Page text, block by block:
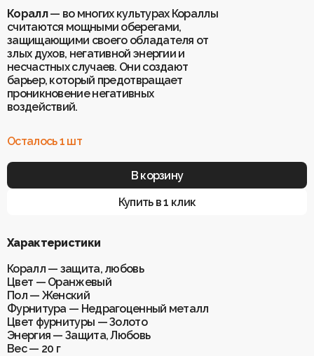
Для клиентов
Доставка
Оплата
Гарантия и возврат
Услуги по ремонту
Обучение «Браслеты Мастера: искусство
Рекомендации по уходу
О Keklik
Блог
Отзывы
Контакты
Политика конфиденциальности
Пользовательское соглашение
ИП Шахрай Светлана Михайловна
Коралл— во многих культурах Кораллы
считаются мощными оберегами,
защищающими своего обладателя от
злых духов, негативной энергии и
несчастных случаев. Они создают
барьер, который предотвращает
проникновение негативных
воздействий.
Осталось 1 шт
В корзину
Купить в 1 клик
Характеристики
Коралл — защита, любовь
Цвет — Оранжевый
Пол — Женский
Фурнитура — Недрагоценный металл
Цвет фурнитуры — Золото
Энергия — Защита, Любовь
Вес — 20 г